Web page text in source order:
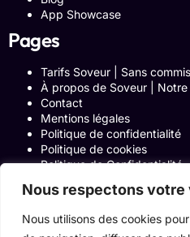
Nous respectons votre
Nous utilisons des cookies
App Showcase
Pages
Tarifs Soveur | Sans
À propos de Soveur | Notre
Contact
Mentions légales
Politique de confidentialité
Politique de cookies
Politique de Confidentialité
Blog
Programme Affiliation